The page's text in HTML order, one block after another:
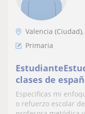
Valencia
Primaria
clases de
Me defino por
seria
Especificas mi
o refuerzo escolar